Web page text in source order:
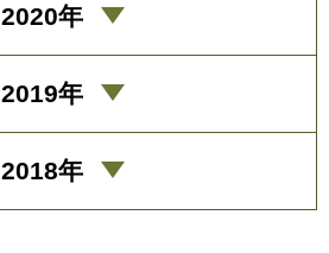
2020年
2019年
2018年